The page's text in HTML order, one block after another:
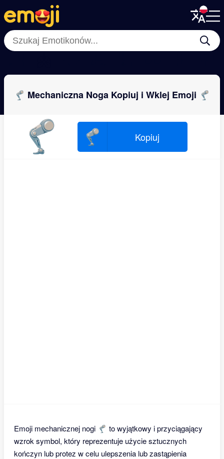
Menu
Close
Menu
Close
🦿 Mechaniczna Noga Kopiuj i Wklej Emoji 🦿
🦿 🦿 Kopiuj
Emoji mechanicznej nogi 🦿 to wyjątkowy i przyciągający
wzrok symbol, który reprezentuje użycie sztucznych
kończyn lub protez w celu ulepszenia lub zastąpienia